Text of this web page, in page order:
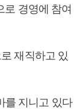
로 경영에 참여
재직하고 있
를 지니고 있다